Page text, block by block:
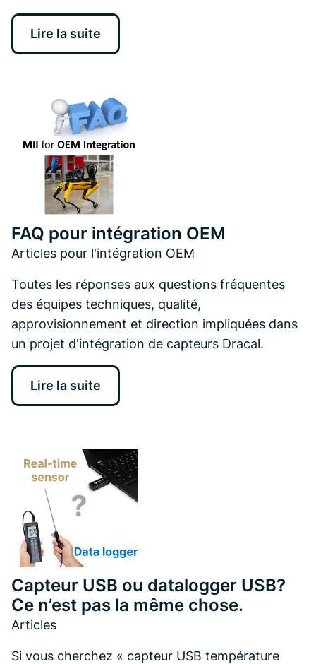
Lire la suite
FAQ pour intégration OEM
Articles pour l'intégration OEM
Toutes les réponses aux questions fréquentes
des équipes techniques, qualité,
approvisionnement et direction impliquées dans
un projet d'intégration de capteurs Dracal.
Lire la suite
Capteur USB ou datalogger USB?
Ce n’est pas la même chose.
Articles
Si vous cherchez « capteur USB température